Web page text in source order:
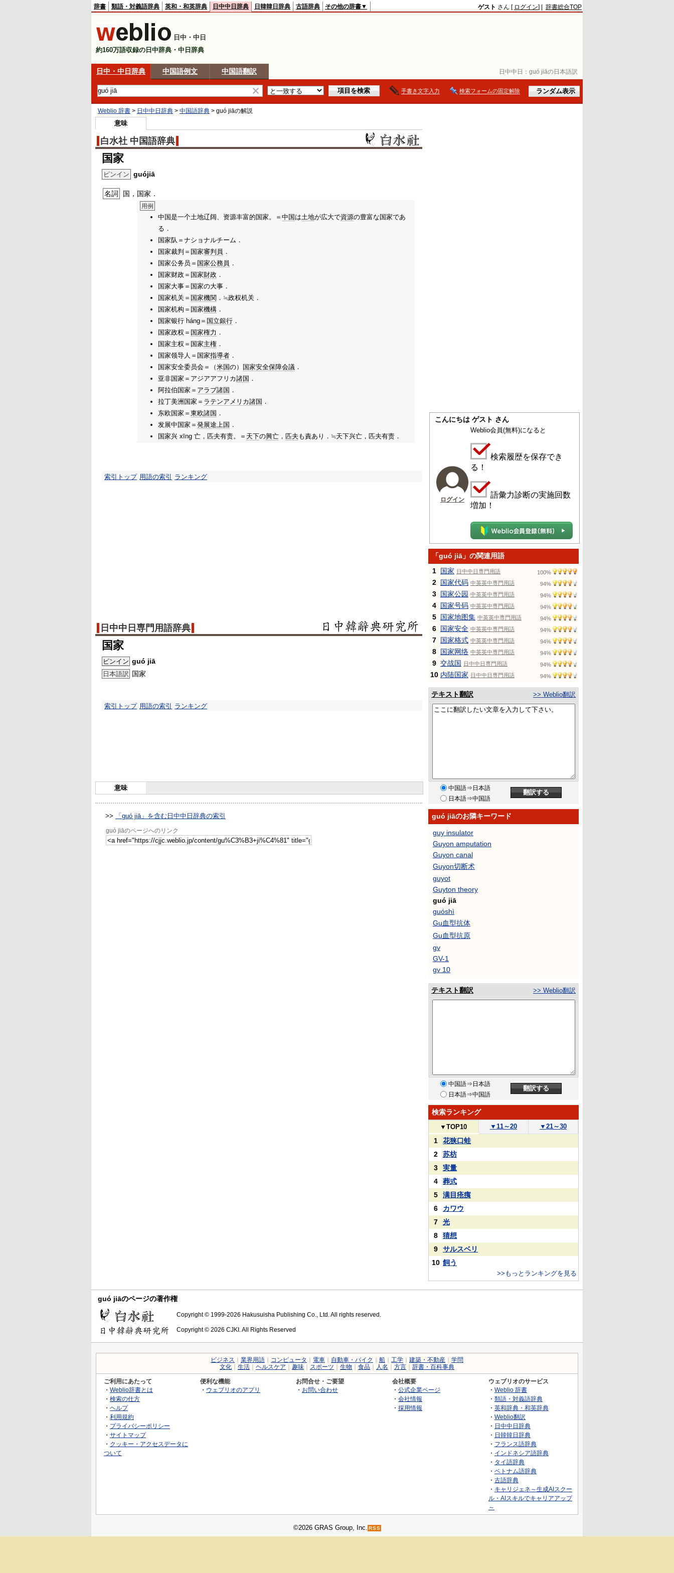
日中中日： guó jiāの日本語訳
辞書 類語・対義語辞典 英和・和英辞典 日中中日辞典 日韓韓日辞典 古語辞典 その他の辞書▼ ゲスト さん [ ログイン] | 辞書総合TOP
日中・中日
約160万語収録の日中辞典・中日辞典
日中・中日辞典 中国語例文 中国語翻訳
手書き文字入力 検索フォームの固定解除
Weblio 辞書 > 日中中日辞典 > 中国語辞典 > guó jiāの解説
意味
白水社 中国語辞典
国家
ピンイン guójiā
名詞 国，国家．
用例
中国是一个土地辽阔、资源丰富的国家。＝ 中国 は土地が広大で資源の豊富な国家であ
る．
国家队＝ナショナルチーム．
国家裁判＝国家審判員 ．
国家公务员＝ 国家公務員 ．
国家财政＝国家財政 ．
国家大事＝国家の大事．
国家机关＝ 国家機関 ．≒政权机关．
国家机构＝国家機構 ．
国家银行 háng＝ 国立銀行 ．
国家政权＝ 国家権力 ．
国家主权＝国家主権 ．
国家领导人＝国家指導者 ．
国家安全委员会＝（米国の） 国家安全保障会議 ．
亚非国家＝アジアアフリカ諸国 ．
阿拉伯国家＝ アラブ諸国 ．
拉丁美洲国家＝ ラテンアメリカ諸国 ．
东欧国家＝ 東欧諸国 ．
发展中国家＝ 発展途上国 ．
国家兴 xīng 亡，匹夫有责。＝ 天下の興亡 ， 匹夫 も責あり．≒天下兴亡，匹夫有责．
索引トップ 用語の索引 ランキング
日中中日専門用語辞典
国家
ピンイン guó jiā
日本語訳 国家
索引トップ 用語の索引 ランキング
意味
>> 「guó jiā」を含む日中中日辞典の索引
guó jiāのページへのリンク
こんにちは ゲスト さん
ログイン
Weblio会員(無料)になると
検索履歴を保存でき
る！
語彙力診断の実施回数
増加！
「guó jiā」の関連用語
1 国家 日中中日専門用語 100%
2 国家代码 中英英中専門用語 94%
3 国家公园 中英英中専門用語 94%
4 国家号码 中英英中専門用語 94%
5 国家地图集 中英英中専門用語 94%
6 国家安全 中英英中専門用語 94%
7 国家格式 中英英中専門用語 94%
8 国家网络 中英英中専門用語 94%
9 交战国 日中中日専門用語 94%
10 内陆国家 日中中日専門用語 94%
テキスト翻訳 >> Weblio翻訳
中国語⇒日本語
日本語⇒中国語
guó jiāのお隣キーワード
guy insulator
Guyon amputation
Guyon canal
Guyon切断术
guyot
Guyton theory
guó jiā
guóshì
Gu血型抗体
Gu血型抗原
gv
GV-1
gv 10
テキスト翻訳 >> Weblio翻訳
中国語⇒日本語
日本語⇒中国語
検索ランキング
▼ TOP10 ▼ 11～20 ▼ 21～30
1
花狭口蛙
2
苏枋
3
実量
4
葬式
5
满目疮痍
6
カワウ
7
光
8
猜想
9
サルスベリ
10 飼う
>>もっとランキングを見る
guó jiāのページの著作権
Copyright © 1999-2026 Hakusuisha Publishing Co., Ltd. All rights reserved.
Copyright © 2026 CJKI. All Rights Reserved
ビジネス 業界用語 コンピュータ 電車 自動車・バイク 船 工学 建築・不動産
学問
文化
生活 ヘルスケア 趣味 スポーツ 生物 食品 人名 方言 辞書・百科事典
ご利用にあたって
・ Weblio辞書とは
・ 検索の仕方
・ ヘルプ
・ 利用規約
・ プライバシーポリシー
・ サイトマップ
・ クッキー・アクセスデータに
ついて
便利な機能
・ ウェブリオのアプリ
お問合せ・ご要望
・ お問い合わせ
会社概要
・ 公式企業ページ
・ 会社情報
・ 採用情報
ウェブリオのサービス
・ Weblio 辞書
・ 類語・対義語辞典
・ 英和辞典・和英辞典
・ Weblio翻訳
・ 日中中日辞典
・ 日韓韓日辞典
・ フランス語辞典
・ インドネシア語辞典
・ タイ語辞典
・ ベトナム語辞典
・ 古語辞典
・ キャリジェネ～生成AIスクー
ル・AIスキルでキャリアアップ
～
©2026 GRAS Group, Inc. RSS